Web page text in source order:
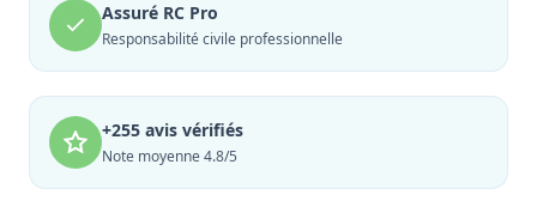
Assuré RC Pro
Responsabilité civile professionnelle
+255 avis vérifiés
Note moyenne 4.8/5